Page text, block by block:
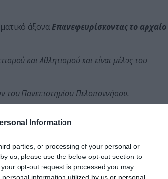
Information
parties, or processing of your personal or
us, please use the below opt-out section to
opt-out request is processed you may
information utilized by us or personal
άξοναΕπανεφευρίσκοντας το αρχαίο
και Αθλητισμού και είναι μέλος του
του Πανεπιστημίου Πελοποννήσου.
και του Γαλλικού Ινστιτούτου